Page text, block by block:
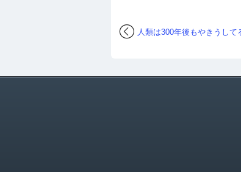
人類は300年後もやきうして